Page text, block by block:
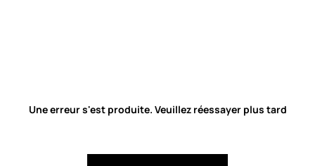
Une erreur s'est produite. Veuillez réessayer plus tard